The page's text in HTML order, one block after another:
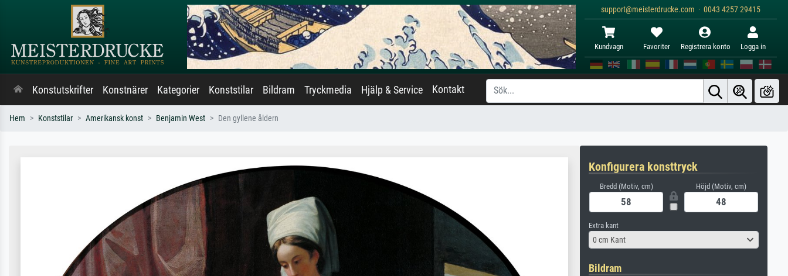
support@meisterdrucke.com · 0043 4257 29415
Kundvagn Favoriter Registrera konto Logga in
Konstutskrifter Konstnärer Kategorier Konststilar Bildram Tryckmedia Hjälp & Service Kontakt
Hem Konststilar Amerikansk konst Benjamin West Den gyllene åldern
Konfigurera konsttryck
Bredd (Motiv, cm) Höjd (Motiv, cm)
Extra kant
0 cm Kant
Bildram